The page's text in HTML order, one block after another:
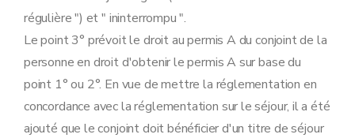
régulière ") et " ininterrompu ".
Le point 3° prévoit le droit au permis A du conjoint de la
personne en droit d'obtenir le permis A sur base du
point 1° ou 2°. En vue de mettre la réglementation en
concordance avec la réglementation sur le séjour, il a été
ajouté que le conjoint doit bénéficier d'un titre de séjour